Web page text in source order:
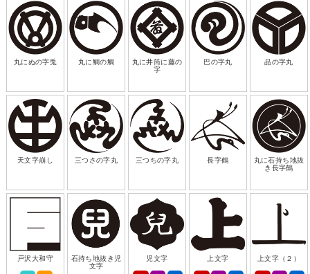
丸にぬの字兎 丸に鯛の鯛
丸に井筒に藤の
字
巴の字丸 品の字丸
天文字崩し 三つさの字丸 三つちの字丸 長字鶴
丸に石持ち地抜
き長字鶴
戸沢大和守
石持ち地抜き児
文字
児文字 上文字 上文字（２）